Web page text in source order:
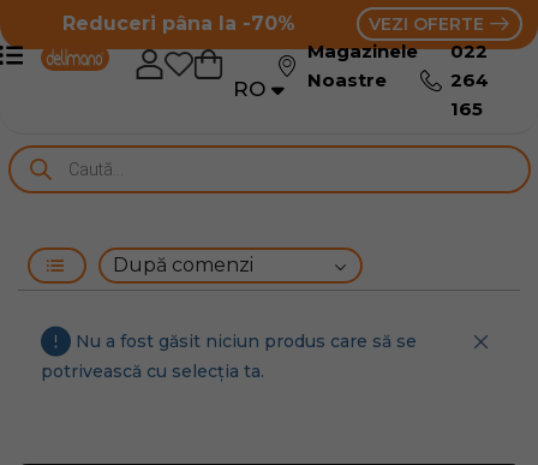
Reduceri pâna la -70% VEZI OFERTE
RO
RU
Magazinele
Noastre
022
264
165
Nu a fost găsit niciun produs care să se
potrivească cu selecția ta.